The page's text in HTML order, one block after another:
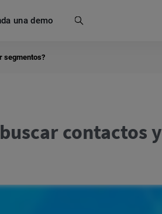
una demo
segmentos?
contactos y